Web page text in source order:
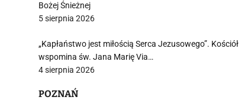
Bożej Śnieżnej
5 sierpnia 2026
„Kapłaństwo jest miłością Serca Jezusowego”. Kościół
wspomina św. Jana Marię Via…
4 sierpnia 2026
POZNAŃ